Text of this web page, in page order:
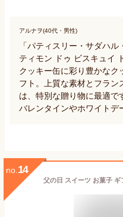
アルナヲ(40代・男性)
「パティスリー・サダハ
ティモン ドゥ ビスキュイ
クッキー缶に彩り豊かなク
フト。上質な素材とフラン
は、特別な贈り物に最適で
バレンタインやホワイトデ
no. 14